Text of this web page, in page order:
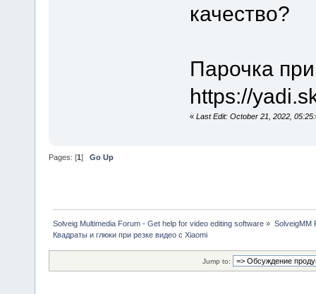
качество?
Парочка
https://
« Last Edit: October 21, 2022,
Pages: [1] Go Up
Solveig Multimedia Forum - Get help for video editing software » SolveigMM
Квадраты и глюки при резке видео с Xiaomi
Jump to: